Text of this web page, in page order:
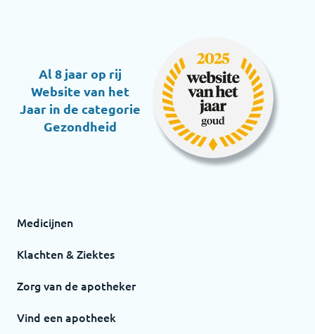
Al 8 jaar op rij
Website van het
Jaar in de categorie
Gezondheid
Medicijnen
Klachten & Ziektes
Zorg van de apotheker
Vind een apotheek